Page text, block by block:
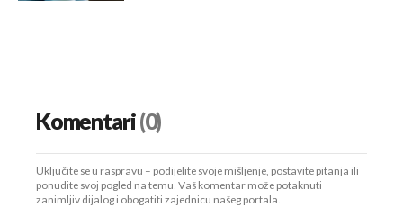
Komentari(0)
Uključite se u raspravu – podijelite svoje mišljenje, postavite pitanja ili
ponudite svoj pogled na temu. Vaš komentar može potaknuti
zanimljiv dijalog i obogatiti zajednicu našeg portala.